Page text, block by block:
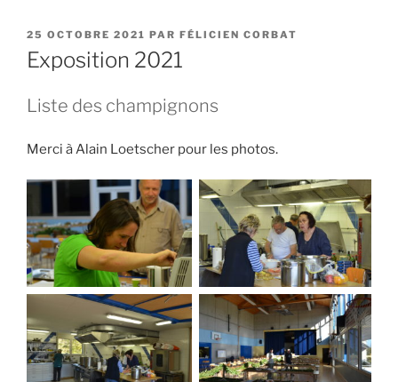
PUBLIÉ
LE
25 OCTOBRE 2021 PAR FÉLICIEN CORBAT
Exposition 2021
Liste des champignons
Merci à Alain Loetscher pour les photos.